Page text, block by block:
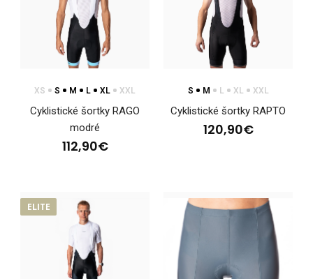
Cyklistické nohavice VARIONCyklistické nohavice VARION z
radu ELITE performance sú výsledkom precízn..
XS S M L XL XXL
Cyklistické šortky RAGO
modré
112,90€
S M L XL XXL
Cyklistické šortky RAPTO
120,90€
ELITE